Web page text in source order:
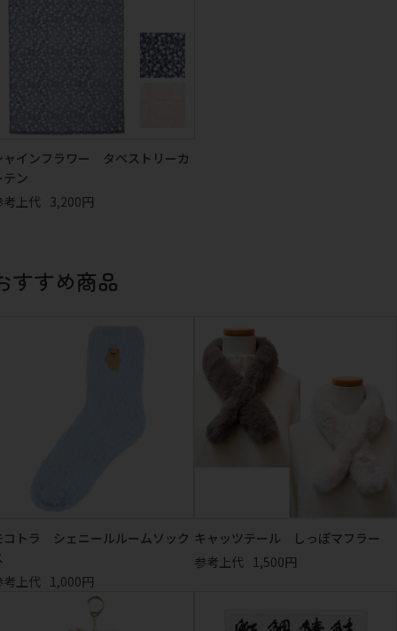
ャインフラワー タペストリーカ
テン
考上代 3,200円
すすめ商品
コトラ シェニールルームソック
考上代 1,000円
キャッツテール しっぽマフラー
参考上代 1,500円